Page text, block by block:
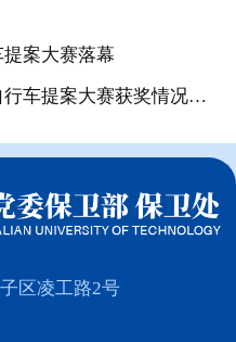
提案大赛落幕
下一页：关于校内共享电动自行车提案大赛获奖情况的公示
区凌工路2号